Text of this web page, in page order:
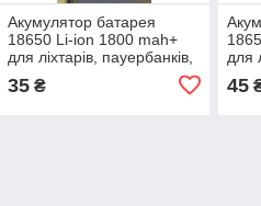
Акумулятор батарея
18650 Li-ion 1800 mah+
для ліхтарів, пауербанків,
35₴
для
45